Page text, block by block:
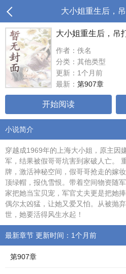
大小姐重生后，
大小姐重生后，吊
作者：佚名
分类：其他类型
更新：1个月前
最新： 第907章
开始阅读
小说简介
穿越成1969年的上海大小姐，原主因
军，结果被假哥哥坑害到家破人亡。
牌，激活神秘空间，假哥哥抢走的嫁
顶绿帽，报仇雪恨。带着空间物资随
家把她当宝贝宠，军官丈夫更是把她
偶尔太凶猛，让她又爱又怕。从被抛
世，她要活得风生水起！
最新章节 更新时间：1个月前
第907章